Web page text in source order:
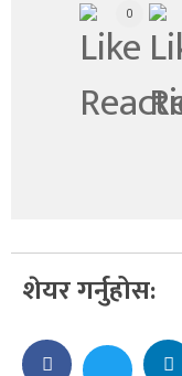
0
शेयर गर्नुहोस: